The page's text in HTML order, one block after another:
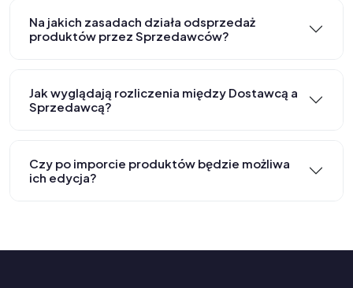
Na jakich zasadach działa odsprzedaż
produktów przez Sprzedawców?
Jak wyglądają rozliczenia między Dostawcą a
Sprzedawcą?
Czy po imporcie produktów będzie możliwa
ich edycja?